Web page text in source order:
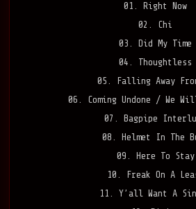
01. Right Now
02. Chi
03. Did My Time
04. Thoughtless
05. Falling Away
06. Coming Undone / We
07. Bagpipe
08. Helmet In The
09. Here To Stay
10. Freak On A
11. Y’all Want A